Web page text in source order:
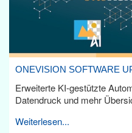
ONEVISION SOFTWARE
Erweiterte KI-gestützte
Datendruck und mehr
Weiterlesen...